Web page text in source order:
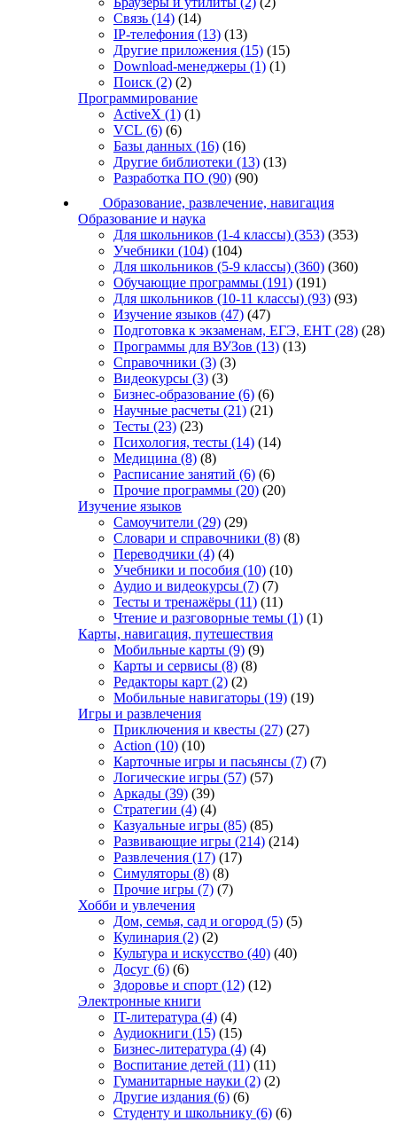
Связь (14) (14)
IP-телефония (13) (13)
Другие приложения (15) (15)
Download-менеджеры (1) (1)
Поиск (2) (2)
Программирование
ActiveX (1) (1)
VCL (6) (6)
Базы данных (16) (16)
Другие библиотеки (13) (13)
Разработка ПО (90) (90)
Образование, развлечение, навигация
Образование и наука
Для школьников (1-4 классы) (353) (353)
Учебники (104) (104)
Для школьников (5-9 классы) (360) (360)
Обучающие программы (191) (191)
Для школьников (10-11 классы) (93) (93)
Изучение языков (47) (47)
Подготовка к экзаменам, ЕГЭ, ЕНТ (28) (28)
Программы для ВУЗов (13) (13)
Справочники (3) (3)
Видеокурсы (3) (3)
Бизнес-образование (6) (6)
Научные расчеты (21) (21)
Тесты (23) (23)
Психология, тесты (14) (14)
Медицина (8) (8)
Расписание занятий (6) (6)
Прочие программы (20) (20)
Изучение языков
Самоучители (29) (29)
Словари и справочники (8) (8)
Переводчики (4) (4)
Учебники и пособия (10) (10)
Аудио и видеокурсы (7) (7)
Тесты и тренажёры (11) (11)
Чтение и разговорные темы (1) (1)
Карты, навигация, путешествия
Мобильные карты (9) (9)
Карты и сервисы (8) (8)
Редакторы карт (2) (2)
Мобильные навигаторы (19) (19)
Игры и развлечения
Приключения и квесты (27) (27)
Action (10) (10)
Карточные игры и пасьянсы (7) (7)
Логические игры (57) (57)
Аркады (39) (39)
Стратегии (4) (4)
Казуальные игры (85) (85)
Развивающие игры (214) (214)
Развлечения (17) (17)
Симуляторы (8) (8)
Прочие игры (7) (7)
Хобби и увлечения
Дом, семья, сад и огород (5) (5)
Кулинария (2) (2)
Культура и искусство (40) (40)
Досуг (6) (6)
Здоровье и спорт (12) (12)
Электронные книги
IT-литература (4) (4)
Аудиокниги (15) (15)
Бизнес-литература (4) (4)
Воспитание детей (11) (11)
Гуманитарные науки (2) (2)
Другие издания (6) (6)
Студенту и школьнику (6) (6)